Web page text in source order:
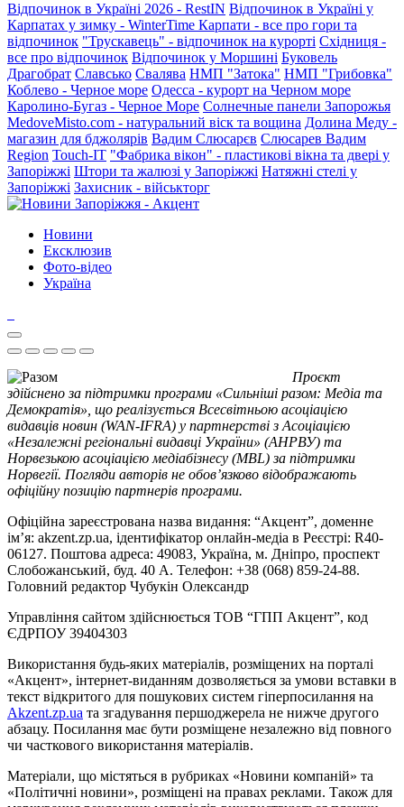
Відпочинок в Україні 2026 - RestIN Відпочинок в Україні у
Карпатах у зимку - WinterTime Карпати - все про гори та
відпочинок "Трускавець" - відпочинок на курорті Східниця -
все про відпочинок Відпочинок у Моршині Буковель
Драгобрат Славсько Свалява НМП "Затока" НМП "Грибовка"
Коблево - Черное море Одесса - курорт на Черном море
Каролино-Бугаз - Черное Море Солнечные панели Запорожья
MedoveMisto.com - натуральний віск та вощина Долина Меду -
магазин для бджолярів Вадим Слюсарєв Слюсарев Вадим
Region Touch-IT "Фабрика вікон" - пластикові вікна та двері у
Запоріжжі Штори та жалюзі у Запоріжжі Натяжні стелі у
Запоріжжі Захисник - військторг
Новини
Ексклюзив
Фото-відео
Україна
Проєкт
здійснено за підтримки програми «Сильніші разом: Медіа та
Демократія», що реалізується Всесвітньою асоціацією
видавців новин (WAN-IFRA) у партнерстві з Асоціацією
«Незалежні регіональні видавці України» (АНРВУ) та
Норвезькою асоціацією медіабізнесу (MBL) за підтримки
Норвегії. Погляди авторів не обов’язково відображають
офіційну позицію партнерів програми.
Офіційна зареєстрована назва видання: “Акцент”, доменне
ім’я: akzent.zp.ua, ідентифікатор онлайн-медіа в Реєстрі: R40-
06127. Поштова адреса: 49083, Україна, м. Дніпро, проспект
Слобожанський, буд. 40 А. Телефон: +38 (068) 859-24-88.
Головний редактор Чубукін Олександр
Управління сайтом здійснюється ТОВ “ГПП Акцент”, код
ЄДРПОУ 39404303
Використання будь-яких матеріалів, розміщених на порталі
«Акцент», інтернет-виданням дозволяється за умови вставки в
текст відкритого для пошукових систем гіперпосилання на
Akzent.zp.ua та згадування першоджерела не нижче другого
абзацу. Посилання має бути розміщене незалежно від повного
чи часткового використання матеріалів.
Матеріали, що містяться в рубриках «Новини компаній» та
«Політичні новини», розміщені на правах реклами. Також для